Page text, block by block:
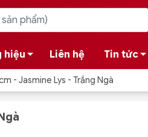
hiệu Liên hệ Tin tức
- Jasmine Lys - Trắng Ngà